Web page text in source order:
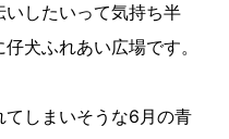
したいって気持ち半
犬ふれあい広場です。
しまいそうな6月の青